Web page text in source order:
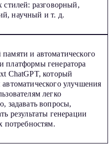
стилей: разговорный,
научный и т. д.
и автоматического
платформы генератора
ChatGPT, который
улучшения
легко
задавать вопросы,
результаты генерации
потребностям.